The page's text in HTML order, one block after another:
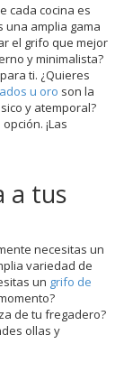
cada cocina es
una amplia gama
el grifo que mejor
y minimalista?
ti. ¿Quieres
u oro son la
y atemporal?
¡Las
a tus
necesitas un
variedad de
un grifo de
de tu fregadero?
ollas y